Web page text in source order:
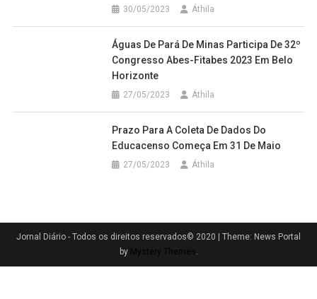
30/05/2023 Áthila
Águas De Pará De Minas Participa De 32º
Congresso Abes-Fitabes 2023 Em Belo
Horizonte
27/05/2023 Áthila
Prazo Para A Coleta De Dados Do
Educacenso Começa Em 31 De Maio
27/05/2023 Áthila
Jornal Diário - Todos os direitos reservados© 2020
Theme: News Portal
by Mystery Themes .